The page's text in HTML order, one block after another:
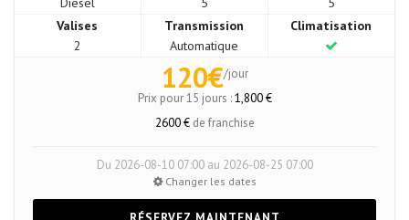
Valises
2
Transmission
Automatique
Climatisation
120€/jour
Prix pour 15 jours :1,800 €
2600 € de franchise
Du 2026-08-10 07:00 au 2026-08-25 07:00
Changer les dates